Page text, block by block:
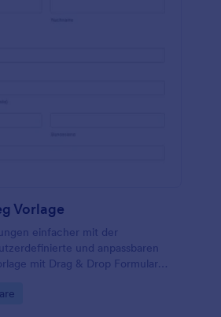
Vorlage
einfacher mit der
und anpassbaren
mit Drag & Drop Formular